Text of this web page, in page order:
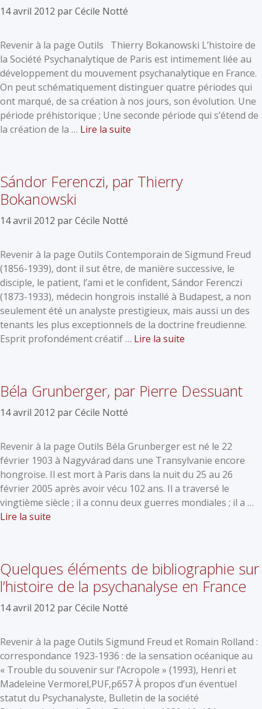
14 avril 2012 parCécile Notté
Revenir à la page Outils Thierry Bokanowski L’histoire de
la Société Psychanalytique de Paris est intimement liée au
développement du mouvement psychanalytique en France.
On peut schématiquement distinguer quatre périodes qui
ont marqué, de sa création à nos jours, son évolution. Une
période préhistorique ; Une seconde période qui s’étend de
la création de la … Lire la suite
Sándor Ferenczi, par Thierry
Bokanowski
14 avril 2012 parCécile Notté
Revenir à la page Outils Contemporain de Sigmund Freud
(1856-1939), dont il sut être, de manière successive, le
disciple, le patient, l’ami et le confident, Sándor Ferenczi
(1873-1933), médecin hongrois installé à Budapest, a non
seulement été un analyste prestigieux, mais aussi un des
tenants les plus exceptionnels de la doctrine freudienne.
Esprit profondément créatif … Lire la suite
Béla Grunberger, par Pierre Dessuant
14 avril 2012 parCécile Notté
Revenir à la page Outils Béla Grunberger est né le 22
février 1903 à Nagyvárad dans une Transylvanie encore
hongroise. Il est mort à Paris dans la nuit du 25 au 26
février 2005 après avoir vécu 102 ans. Il a traversé le
vingtième siècle ; il a connu deux guerres mondiales ; il a …
Lire la suite
Quelques éléments de bibliographie sur
l’histoire de la psychanalyse en France
14 avril 2012 parCécile Notté
Revenir à la page Outils Sigmund Freud et Romain Rolland :
correspondance 1923-1936 : de la sensation océanique au
« Trouble du souvenir sur l’Acropole » (1993), Henri et
Madeleine Vermorel,PUF,p657 À propos d’un éventuel
statut du Psychanalyste, Bulletin de la société